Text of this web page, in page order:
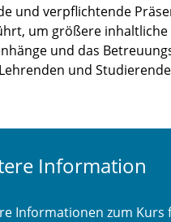
und verpflichtende
um größere inhaltliche
und das
und
Information
Informationen zum Kurs